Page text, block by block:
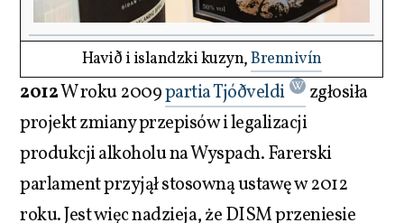
Havið i islandzki kuzyn,Brennivín
2012W roku 2009partia Tjóðveldi
zgłosiła
projekt zmiany przepisów i legalizacji
produkcji alkoholu na Wyspach. Farerski
parlament przyjął stosowną ustawę w 2012
roku. Jest więc nadzieja, że DISM przeniesie